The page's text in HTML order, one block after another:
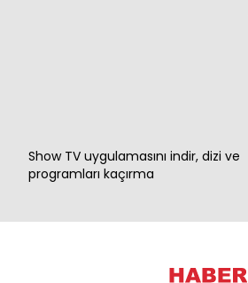
Show TV uygulamasını indir, dizi ve
programları kaçırma